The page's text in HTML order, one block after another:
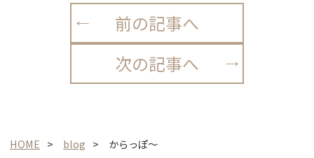
前の記事へ
次の記事へ
HOME blog からっぽ～